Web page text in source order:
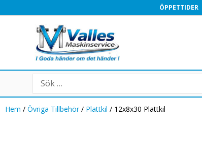
till
ÖPPETTIDER
Search
for:
Hem / Övriga Tillbehör/ Plattkil / 12x8x30 Plattkil